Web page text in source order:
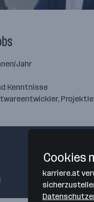
Jahr
Kenntnisse
Cookies
karriere.at